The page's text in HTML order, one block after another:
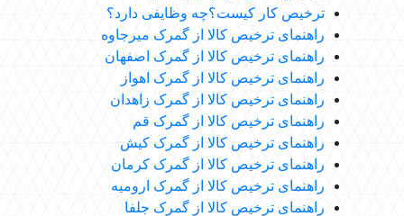
ترخیص کار کیست؟چه وظایفی دارد؟
راهنمای ترخیص کالا از گمرک میرجاوه
راهنمای ترخیص کالا از گمرک اصفهان
راهنمای ترخیص کالا از گمرک اهواز
راهنمای ترخیص کالا از گمرک زاهدان
راهنمای ترخیص کالا از گمرک قم
راهنمای ترخیص کالا از گمرک کیش
راهنمای ترخیص کالا از گمرک کرمان
راهنمای ترخیص کالا از گمرک ارومیه
راهنمای ترخیص کالا از گمرک جلفا